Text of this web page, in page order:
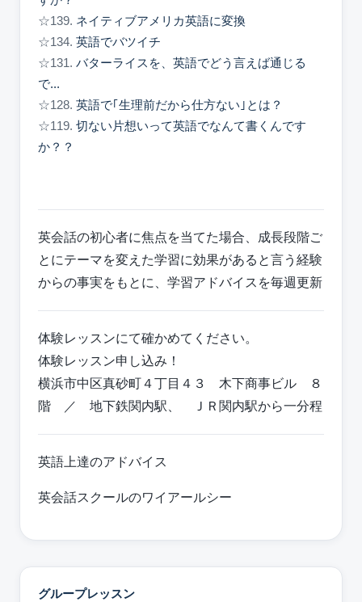
☆139. ネイティブアメリカ英語に変換
☆134. 英語でバツイチ
☆131. バターライスを、英語でどう言えば通じる
で...
☆128. 英語で｢生理前だから仕方ない｣とは？
☆119. 切ない片想いって英語でなんて書くんです
か？？
英会話の初心者に焦点を当てた場合、成長段階ご
とにテーマを変えた学習に効果があると言う経験
からの事実をもとに、学習アドバイスを毎週更新
体験レッスンにて確かめてください。
体験レッスン申し込み！
横浜市中区真砂町４丁目４３ 木下商事ビル ８
階 ／ 地下鉄関内駅、 ＪＲ関内駅から一分程
英語上達のアドバイス
英会話スクールのワイアールシー
グループレッスン